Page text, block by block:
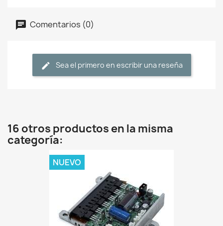
Comentarios (0)
Sea el primero en escribir una reseña
16 otros productos en la misma
categoría:
NUEVO